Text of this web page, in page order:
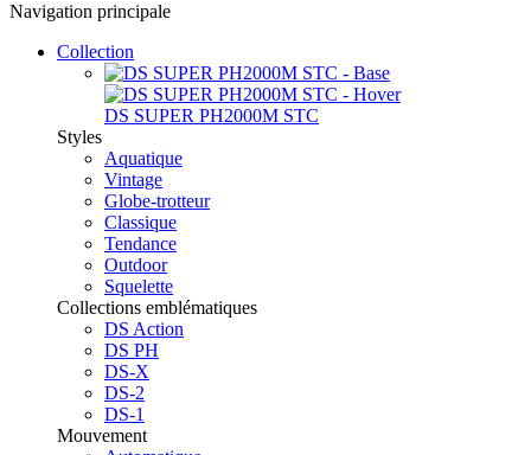
Navigation principale
Collection
DS SUPER PH2000M STC
Styles
Aquatique
Vintage
Globe-trotteur
Classique
Tendance
Outdoor
Squelette
Collections emblématiques
DS Action
DS PH
DS-X
DS-2
DS-1
Mouvement